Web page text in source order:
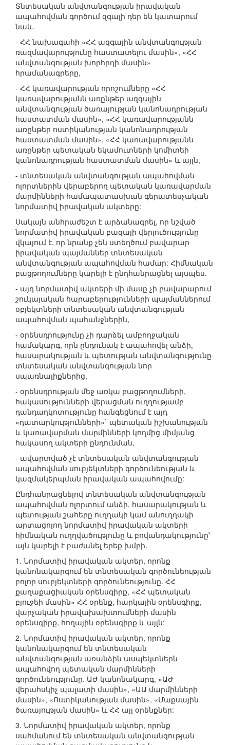
Տնտեսական անվտանգության իրավական
ապահովման գործում զգալի դեր են կատարում
նաև.
- ՀՀ նախագահի «ՀՀ ազգային անվտանգության
ռազմավարությունը հաստատելու մասին», «ՀՀ
անվտանգության խորհրդի մասին»
հրամանագրերը,
- ՀՀ կառավարության որոշումները «ՀՀ
կառավարությանն առընթեր ազգային
անվտանգության ծառայության կանոնադրության
հաստատման մասին», «ՀՀ կառավարությանն
առընթեր ոստիկանության կանոնադրության
հաստատման մասին», «ՀՀ կառավարությանն
առընթեր պետական եկամուտների կոմիտեի
կանոնադրության հաստատման մասին» և այլն,
- տնտեսական անվտանգության ապահովման
ոլորտներին վերաբերող պետական կառավարման
մարմինների համապատասխան գերատեսչական
նորմատիվ իրավական ակտերը:
Սակայն անհրաժեշտ է արձանագրել, որ նշված
նորմատիվ իրավական բազայի վերլուծությունը
վկայում է, որ նրանք չեն ստեղծում բավարար
իրավական պայմաններ տնտեսական
անվտանգության ապահովման համար: Հիմնական
բացթողումները կարելի է ընդհանրացնել այսպես.
- այդ նորմատիվ ակտերի մի մասը չի բավարարում
շուկայական հարաբերությունների պայմաններում
օբյեկտների տնտեսական անվտանգության
ապահովման պահանջներին,
- օրենսդրությունը չի դարձել ամբողջական
համակարգ, որն ընդունակ է ապահովել անձի,
հասարակության և պետության անվտանգությունը
տնտեսական անվտանգության նոր
սպառնալիքներից,
- օրենսդրության մեջ առկա բացթողումների,
հակասությունների վերացման ուղղությամբ
դանդաղկոտությունը հանգեցնում է այդ
«դատարկությունների»` պետական իշխանության
և կառավարման մարմինների կողմից միմյանց
հակասող ակտերի ընդունման,
- ավարտված չէ տնտեսական անվտանգության
ապահովման սուբյեկտների գործունեության և
կազմակերպման իրավական ապահովումը:
Ընդհանրացնելով տնտեսական անվտանգության
ապահովման ոլորտում անձի, հասարակության և
պետության շահերը ուղղակի կամ անուղղակի
արտացոլող նորմատիվ իրավական ակտերի
հիմնական ուղղվածությունը և բովանդակությունը՝
այն կարելի է բաժանել երեք խմբի.
1. Նորմատիվ իրավական ակտեր, որոնք
կանոնակարգում են տնտեսական գործունեության
բոլոր սուբյեկտների գործունեությունը. ՀՀ
քաղաքացիական օրենսգիրք, «ՀՀ պետական
բյուջեի մասին» ՀՀ օրենք, հարկային օրենսգիրք,
վարչական իրավախախտումների մասին
օրենսգիրք, հողային օրենսգիրք և այլն:
2. Նորմատիվ իրավական ակտեր, որոնք
կանոնակարգում են տնտեսական
անվտանգության առանձին ասպեկտներն
ապահովող պետական մարմինների
գործունեությունը. ԱԺ կանոնակարգ, «ԱԺ
վերահսկիչ պալատի մասին», «ԱԱ մարմինների
մասին», «Ոստիկանության մասին», «Մաքսային
ծառայության մասին» և ՀՀ այլ օրենքներ:
3. Նորմատիվ իրավական ակտեր, որոնք
սահմանում են տնտեսական անվտանգության